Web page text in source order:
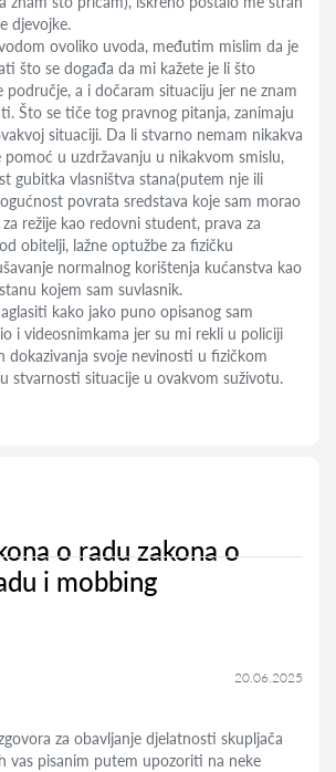
djevojke.
ovoliko uvoda, međutim mislim da je
što se događa da mi kažete je li što
područje, a i dočaram situaciju jer ne znam
Što se tiče tog pravnog pitanja, zanimaju
situaciji. Da li stvarno nemam nikakva
u uzdržavanju u nikakvom smislu,
gubitka vlasništva stana(putem nje ili
povrata sredstava koje sam morao
režije kao redovni student, prava za
obitelji, lažne optužbe za fizičku
normalnog korištenja kućanstva kao
kojem sam suvlasnik.
kako jako puno opisanog sam
i videosnimkama jer su mi rekli u policiji
dokazivanja svoje nevinosti u fizičkom
stvarnosti situacije u ovakvom suživotu.
o radu zakona o
i mobbing
20.06.2025
za obavljanje djelatnosti skupljača
vas pisanim putem upozoriti na neke